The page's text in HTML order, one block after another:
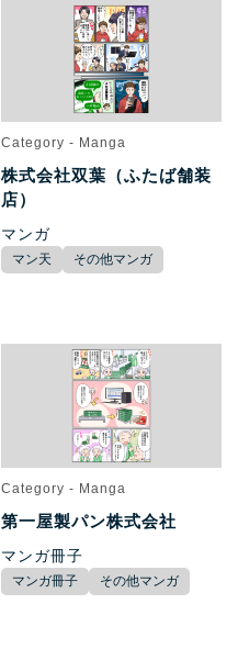
Category - Manga
株式会社双葉（ふたば舗装
店）
マンガ
マン天 その他マンガ
Category - Manga
第一屋製パン株式会社
マンガ冊子
マンガ冊子 その他マンガ